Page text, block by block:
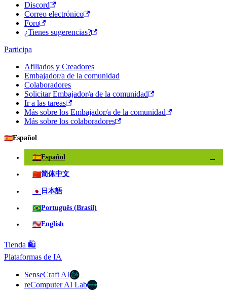
Discord
Correo electrónico
Foro
¿Tienes sugerencias?
Participa
Afiliados y Creadores
Embajador/a de la comunidad
Colaboradores
Solicitar Embajador/a de la comunidad
Ir a las tareas
Más sobre los Embajador/a de la comunidad
Más sobre los colaboradores
🇪🇸Español
🇪🇸Español
🇨🇳简体中文
🇯🇵 日本語
🇧🇷Português (Brasil)
🇺🇸English
Tienda 🛍️
Plataformas de IA
SenseCraft AI
reComputer AI Lab